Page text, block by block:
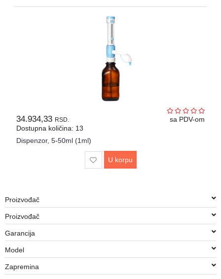
Proizvođač
Proizvođač
Garancija
Model
Zapremina
34.934,33 RSD.
sa PDV-om
Dostupna količina: 13
Dispenzor, 5-50ml (1ml)
U korpu